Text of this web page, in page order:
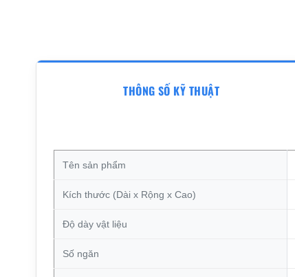
THÔNG SỐ KỸ THUẬT
Tên sản phẩm
Kích thước (Dài x Rộng x Cao)
Độ dày vật liệu
Số ngăn